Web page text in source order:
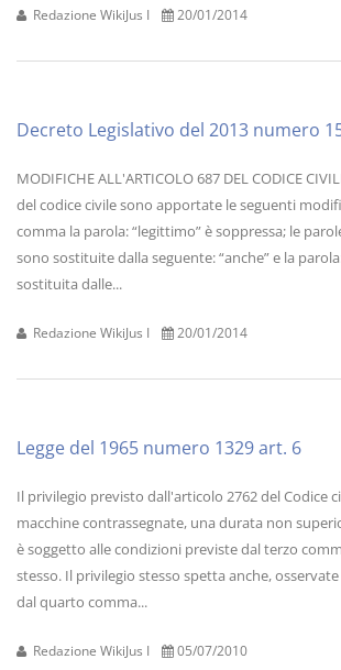
Redazione WikiJus I 20/01/2014
Decreto Legislativo del 2013 numero
MODIFICHE ALL'ARTICOLO 687 DEL CODICE
del codice civile sono apportate le seguenti
comma la parola: “legittimo” è soppressa; le
sono sostituite dalla seguente: “anche” e la
sostituita dalle...
Redazione WikiJus I 20/01/2014
Legge del 1965 numero 1329 art. 6
Il privilegio previsto dall'articolo 2762 del Codice
macchine contrassegnate, una durata non
è soggetto alle condizioni previste dal terzo
stesso. Il privilegio stesso spetta anche,
dal quarto comma...
Redazione WikiJus I 05/07/2010